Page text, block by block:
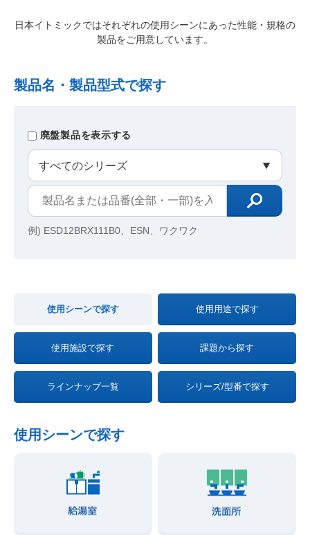
日本イトミックではそれぞれの使用シーンにあった性能・規格の
製品をご用意しています。
製品名・製品型式で探す
廃盤製品を表示する
例) ESD12BRX111B0、ESN、ワクワク
使用シーンで探す 使用用途で探す
使用施設で探す 課題から探す
ラインナップ一覧 シリーズ/型番で探す
使用シーンで探す